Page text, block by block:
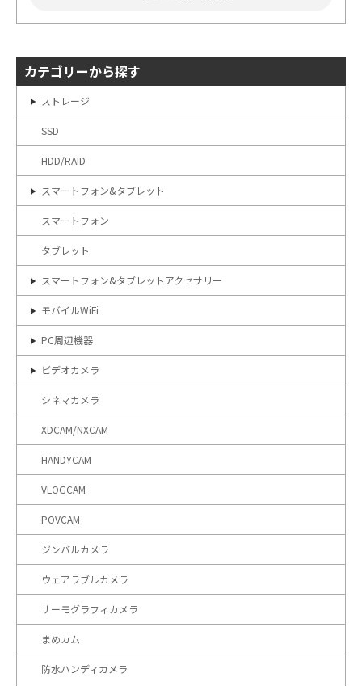
カテゴリーから探す
ストレージ
SSD
HDD/RAID
スマートフォン&タブレット
スマートフォン
タブレット
スマートフォン&タブレットアクセサリー
モバイルWiFi
PC周辺機器
ビデオカメラ
シネマカメラ
XDCAM/NXCAM
HANDYCAM
VLOGCAM
POVCAM
ジンバルカメラ
ウェアラブルカメラ
サーモグラフィカメラ
まめカム
防水ハンディカメラ